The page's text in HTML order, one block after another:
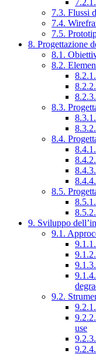
7.3. Flussi
7.4.
7.5.
8. Progettazione
8.1.
8.2.
8.3.
8.4.
8.5.
9. Sviluppo
9.1.
9.2.
use